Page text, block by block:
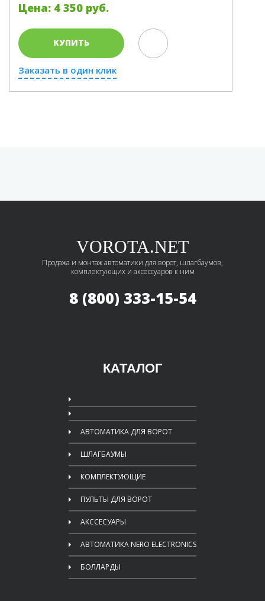
Цена: 4 350 руб.
КУПИТЬ
Заказать в один клик
VOROTA.NET
Продажа и монтаж автоматики для ворот, шлагбаумов,
комплектующих и аксессуаров к ним
8 (800) 333-15-54
КАТАЛОГ
АВТОМАТИКА ДЛЯ ВОРОТ
ШЛАГБАУМЫ
КОМПЛЕКТУЮЩИЕ
ПУЛЬТЫ ДЛЯ ВОРОТ
АКССЕСУАРЫ
АВТОМАТИКА NERO ELECTRONICS
БОЛЛАРДЫ